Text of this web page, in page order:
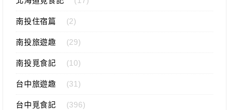
南投住宿篇 (2)
南投旅遊趣 (29)
南投覓食記 (10)
台中旅遊趣 (31)
台中覓食記 (396)